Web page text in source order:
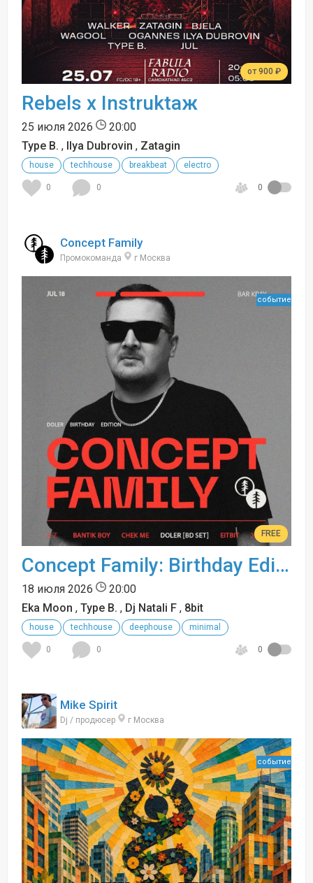
от 900 ₽
Rebels x Instruktaж
25 июля 2026
20:00
Type B. , Ilya Dubrovin , Zatagin
house techhouse breakbeat electro
0 0 0
Concept Family
Промокоманда г Москва
FREE
событие
Concept Family: Birthday Edition
18 июля 2026
20:00
Eka Moon , Type B. , Dj Natali F , 8bit
house techhouse deephouse minimal
0 0 0
Mike Spirit
Dj / продюсер г Москва
событие